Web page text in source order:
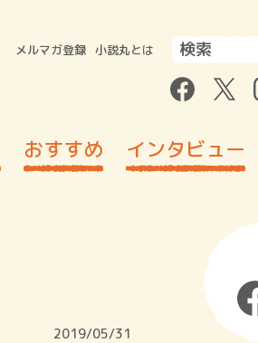
メルマガ登録 小説丸とは
おすすめ インタビュー
2019/05/31